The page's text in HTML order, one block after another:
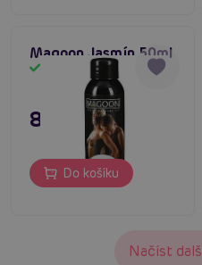
Magoon Jasmín 50ml
Skladem
89 Kč
Do košíku
Načíst